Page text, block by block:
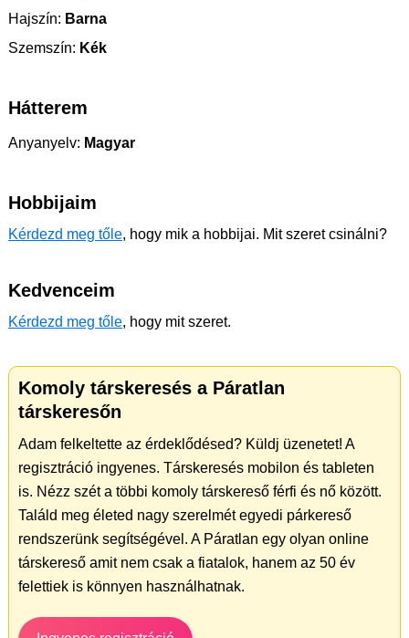
Hajszín: Barna
Szemszín: Kék
Hátterem
Anyanyelv: Magyar
Hobbijaim
Kérdezd meg tőle, hogy mik a hobbijai. Mit szeret csinálni?
Kedvenceim
Kérdezd meg tőle, hogy mit szeret.
Komoly társkeresés a Páratlan
társkeresőn
Adam felkeltette az érdeklődésed? Küldj üzenetet! A
regisztráció ingyenes. Társkeresés mobilon és tableten
is. Nézz szét a többi komoly társkereső férfi és nő között.
Találd meg életed nagy szerelmét egyedi párkereső
rendszerünk segítségével. A Páratlan egy olyan online
társkereső amit nem csak a fiatalok, hanem az 50 év
felettiek is könnyen használhatnak.